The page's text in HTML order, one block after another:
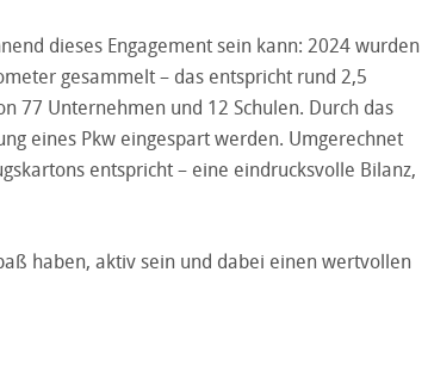
dieses Engagement sein kann: 2024 wurden
gesammelt – das entspricht rund 2,5
77 Unternehmen und 12 Schulen. Durch das
eines Pkw eingespart werden. Umgerechnet
entspricht – eine eindrucksvolle Bilanz,
haben, aktiv sein und dabei einen wertvollen